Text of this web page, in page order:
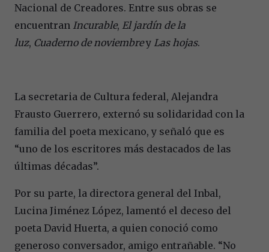
Nacional de Creadores. Entre sus obras se
encuentran Incurable, El jardín de la
luz, Cuaderno de noviembrey Las hojas.
La secretaria de Cultura federal, Alejandra
Frausto Guerrero, externó su solidaridad con la
familia del poeta mexicano, y señaló que es
“uno de los escritores más destacados de las
últimas décadas”.
Por su parte, la directora general del Inbal,
Lucina Jiménez López, lamentó el deceso del
poeta David Huerta, a quien conoció como
generoso conversador, amigo entrañable. “No